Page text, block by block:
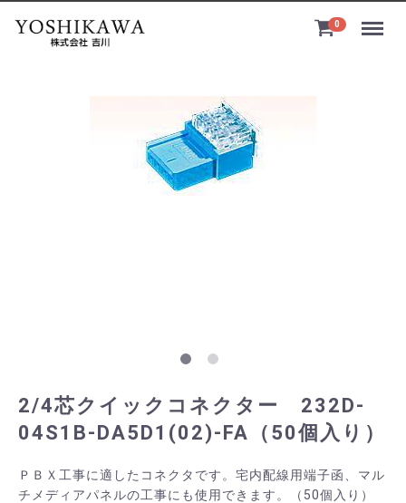
Menu
0
2/4芯クイックコネクター 232D-
04S1B-DA5D1(02)-FA（50個入り）
ＰＢＸ工事に適したコネクタです。宅内配線用端子函、マル
チメディアパネルの工事にも使用できます。（50個入り）